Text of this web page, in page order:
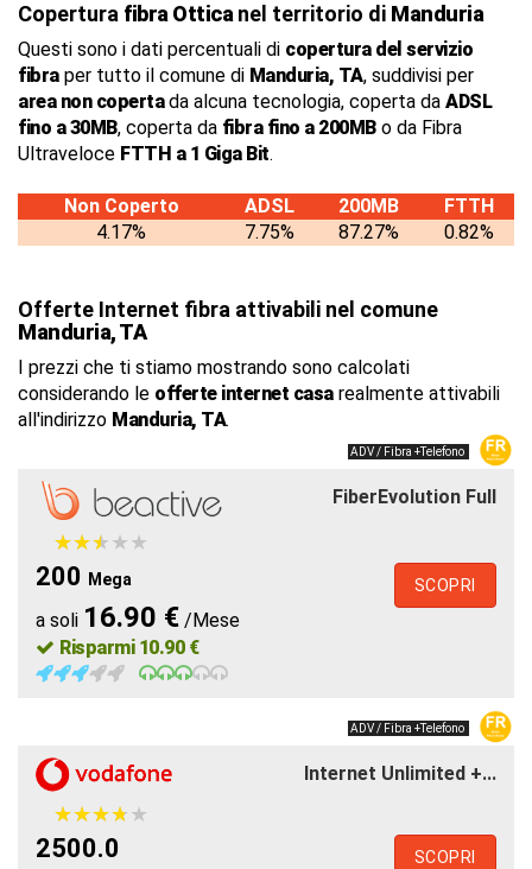
Copertura fibra Ottica nel territorio di Manduria
Questi sono i dati percentuali di copertura del servizio
fibraper tutto il comune di Manduria, TA, suddivisi per
area non copertada alcuna tecnologia, coperta da ADSL
fino a 30MB, coperta da fibra fino a 200MBo da Fibra
Ultraveloce FTTH a 1 Giga Bit.
Non Coperto ADSL 200MB
FTTH
4.17%
7.75% 87.27% 0.82%
Offerte Internet fibra attivabili nel comune
Manduria, TA
I prezzi che ti stiamo mostrando sono calcolati
considerando le offerte internet casarealmente attivabili
all'indirizzo Manduria, TA.
ADV / Fibra +Telefono
FiberEvolution Full
★★★★★
★★★★★
200 Mega
a soli 16.90 € /Mese
Risparmi 10.90 €
SCOPRI
ADV / Fibra +Telefono
Internet Unlimited +...
★★★★★
★★★★★
2500.0 SCOPRI